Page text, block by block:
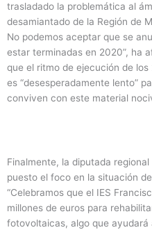
trasladado la problemática al
desamiantado de la Región de
No podemos aceptar que se
estar terminadas en 2020”, ha
que el ritmo de ejecución de los
es “desesperadamente lento”
conviven con este material
Finalmente, la diputada
puesto el foco en la situación
“Celebramos que el IES
millones de euros para
fotovoltaicas, algo que